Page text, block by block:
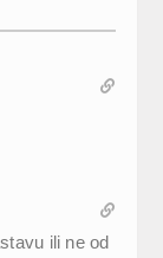
ili ne od